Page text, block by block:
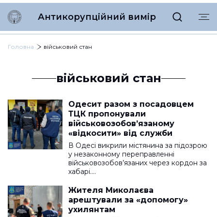
Антикорупційний вимір
Головна військовий стан
військовий стан
Одесит разом з посадовцем
ТЦК пропонували
військовозобов’язаному
«відкосити» від служби
В Одесі викрили містянина за підозрою
у незаконному переправленні
військовозобов’язаних через кордон за
хабарі.…
Жителя Миколаєва
арештували за «допомогу»
ухилянтам